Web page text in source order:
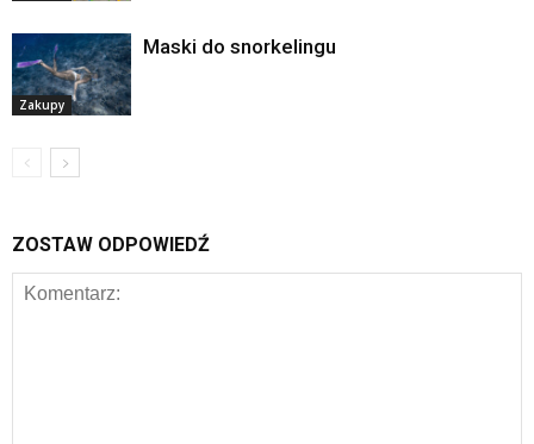
Zakupy
Maski do snorkelingu
ZOSTAW ODPOWIEDŹ